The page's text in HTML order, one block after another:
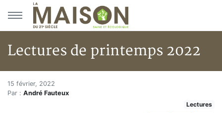
Aller au menu principal
Aller au contenu principal
Lectures de printemps 2022
Accueil
Articles
Lectures de printemps 2022
15 février, 2022
Par : André Fauteux
Lectures